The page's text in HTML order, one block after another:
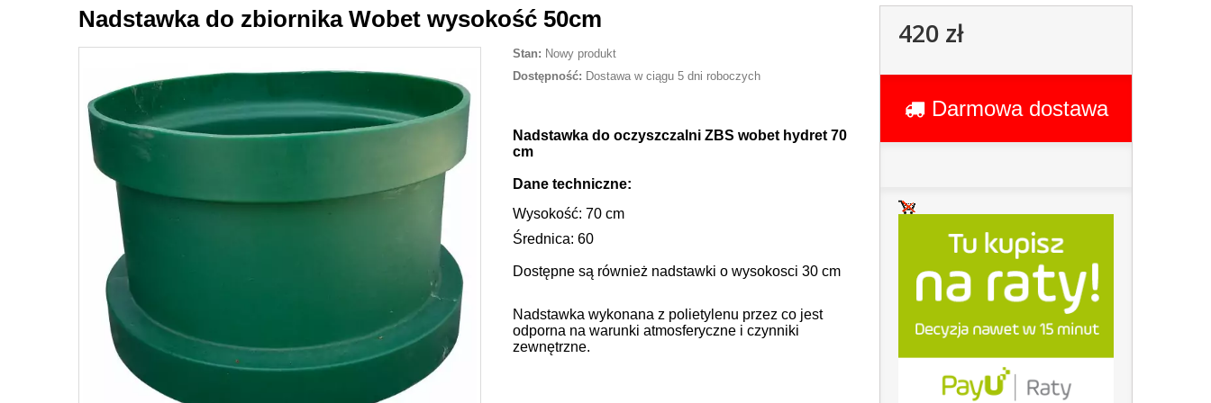
Nadstawka do zbiornika Wobet wysokość 50cm
Stan: Nowy produkt
Dostępność: Dostawa w ciągu 5 dni roboczych
Nadstawka do oczyszczalni ZBS wobet hydret 70
cm
Dane techniczne:
Wysokość: 70 cm
Średnica: 60
Dostępne są również nadstawki o wysokosci 30 cm
Nadstawka wykonana z polietylenu przez co jest
odporna na warunki atmosferyczne i czynniki
zewnętrzne.
420 zł
Darmowa dostawa